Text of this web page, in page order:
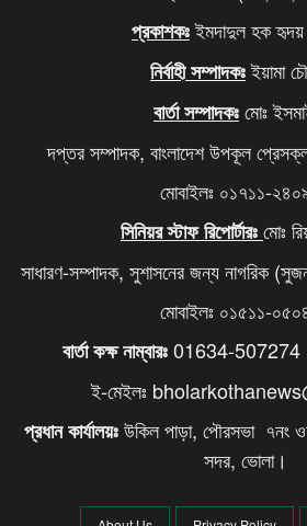
প্রকাশকঃইমদাদুল হক হৃদয়
নির্বাহী সম্পাদকঃইয়ামা
বার্তা সম্পাদকঃমোঃ
দপ্তর সম্পাদক, বাংলাদেশ উপকূল
মোবাইলঃ ০১৭১১-
সিনিয়র স্টাফ রিপোর্টারঃমোঃ
সাধারণ-সম্পাদক, সুশাসনের জন্য নাগরিক
মোবাইলঃ ০১৫১১-
বার্তা কক্ষ নাম্বারঃ01634-507274
ই-মেইলঃ
প্রধান কার্যালয়ঃউকিল পাড়া, পৌরসভা ৭নং
সদর, ভোলা।